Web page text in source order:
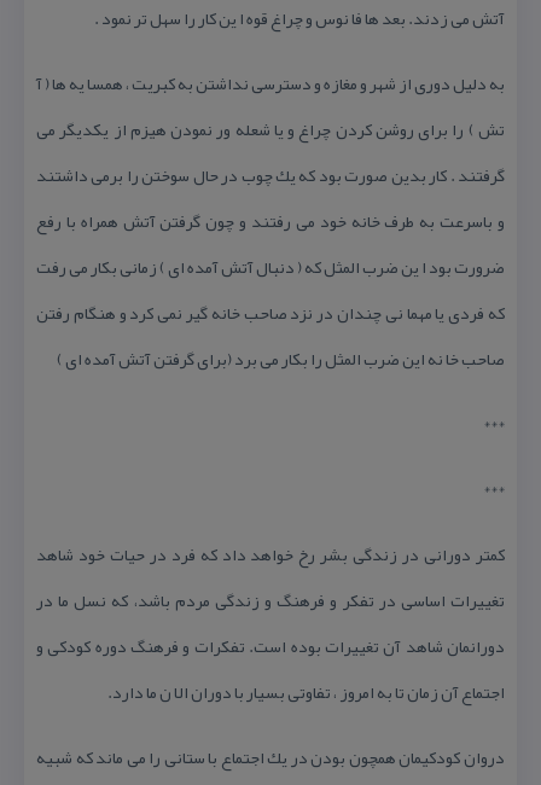
آتش می زدند. بعد ها فا نوس و چراغ قوه ا ین كار را سهل تر نمود .
به دلیل دوری از شهر و مغازه و دسترسی نداشتن به كبریت ، همسا یه ها ( آ
تش ) را برای روشن كردن چراغ و یا شعله ور نمودن هیزم از یكدیگر می
گرفتند . كار بدین صورت بود كه یك چوب در حال سوختن را برمی داشتند
و باسرعت به طرف خانه خود می رفتند و چون گرفتن آتش همراه با رفع
ضرورت بود ا ین ضرب المثل كه ( دنبال آتش آمده ای ) زمانی بكار می رفت
كه فردی یا مهما نی چندان در نزد صاحب خانه گیر نمی كرد و هنگام رفتن
صاحب خا نه این ضرب المثل را بكار می برد (برای گرفتن آتش آمده ای )
***
***
كمتر دورانی در زندگی بشر رخ خواهد داد كه فرد در حیات خود شاهد
تغییرات اساسی در تفكر و فرهنگ و زندگی مردم باشد، كه نسل ما در
دورانمان شاهد آن تغییرات بوده است. تفكرات و فرهنگ دوره كودكی و
اجتماع آن زمان تا به امروز ، تفاوتی بسیار با دوران الا ن ما دارد.
دروان كودكیمان همچون بودن در یك اجتماع با ستانی را می ماند كه شبیه